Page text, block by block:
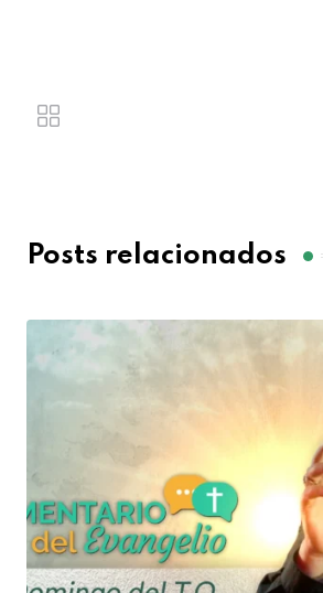
Posts relacionados